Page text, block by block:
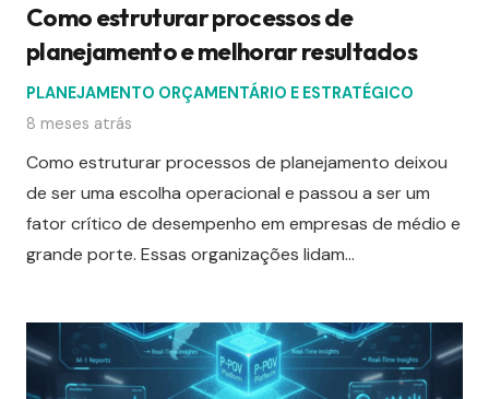
Como estruturar processos de
planejamento e melhorar resultados
PLANEJAMENTO ORÇAMENTÁRIO E ESTRATÉGICO
8 meses atrás
Como estruturar processos de planejamento deixou
de ser uma escolha operacional e passou a ser um
fator crítico de desempenho em empresas de médio e
grande porte. Essas organizações lidam…